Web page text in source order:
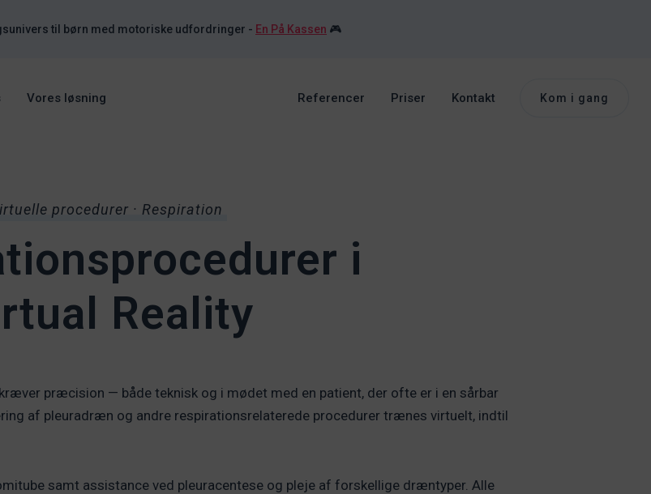
til børn med motoriske udfordringer - En På Kassen 🎮
Vores løsning Referencer Priser Kontakt Kom i gang
procedurer · Respiration
i
Reality
præcision — både teknisk og i mødet med en patient, der ofte er i en sårbar
af pleuradræn og andre respirationsrelaterede procedurer trænes virtuelt, indtil
samt assistance ved pleuracentese og pleje af forskellige dræntyper. Alle